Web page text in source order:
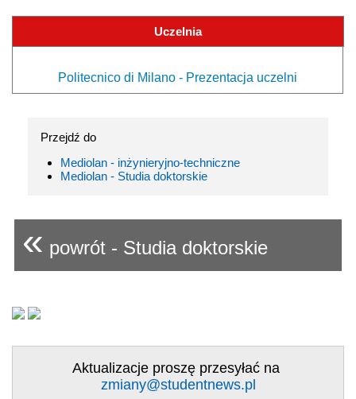
Uczelnia
Politecnico di Milano - Prezentacja uczelni
Przejdź do
Mediolan - inżynieryjno-techniczne
Mediolan - Studia doktorskie
« powrót - Studia doktorskie
Aktualizacje proszę przesyłać na
zmiany@studentnews.pl